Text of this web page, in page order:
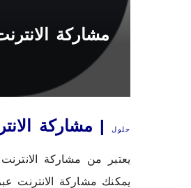
مشاركة
حلول | مشاركة
يمكنك مشاركة الانترنت